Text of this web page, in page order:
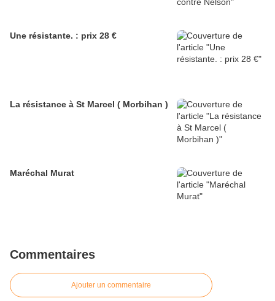
Une résistante. : prix 28 €
La résistance à St Marcel ( Morbihan )
Maréchal Murat
Commentaires
Ajouter un commentaire